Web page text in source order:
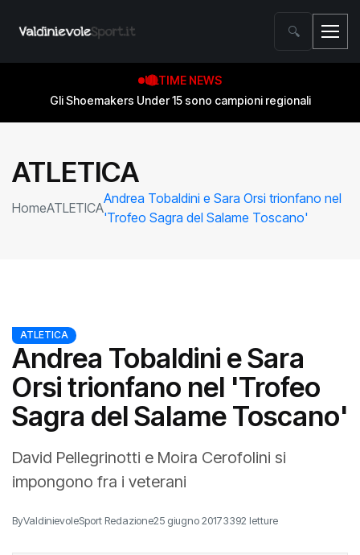
🔍
ULTIME NEWS
Gli Shoemakers Under 15 sono campioni regionali
ATLETICA
HomeATLETICA
Andrea Tobaldini e Sara Orsi trionfano nel
'Trofeo Sagra del Salame Toscano'
ATLETICA
Andrea Tobaldini e Sara
Orsi trionfano nel 'Trofeo
Sagra del Salame Toscano'
David Pellegrinotti e Moira Cerofolini si
impongono fra i veterani
ByValdinievoleSport Redazione25 giugno 20173392 letture